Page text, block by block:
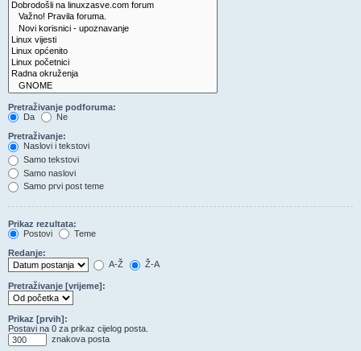
Pretraživanje podforuma:
Da
Ne
Pretraživanje:
Naslovi i tekstovi
Samo tekstovi
Samo naslovi
Samo prvi post teme
Prikaz rezultata:
Postovi
Teme
Redanje:
A-Ž
Ž-A
Pretraživanje [vrijeme]:
Prikaz [prvih]:
Postavi na 0 za prikaz cijelog posta.
znakova posta